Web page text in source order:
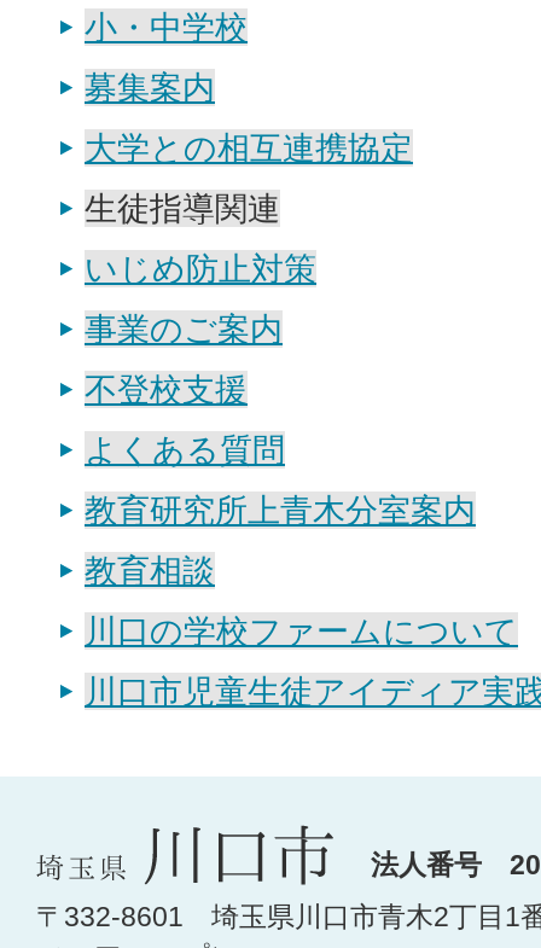
小・中学校
募集案内
大学との相互連携協定
生徒指導関連
いじめ防止対策
事業のご案内
不登校支援
よくある質問
教育研究所上青木分室案内
教育相談
川口の学校ファームについて
川口市児童生徒アイディア実
法人番号
〒332-8601 埼玉県川口市青木2丁目1